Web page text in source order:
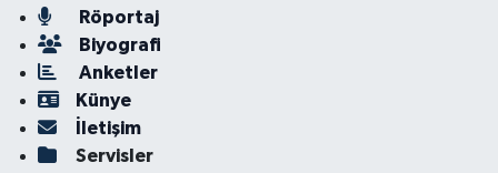
Röportaj
Biyografi
Anketler
Künye
İletişim
Servisler